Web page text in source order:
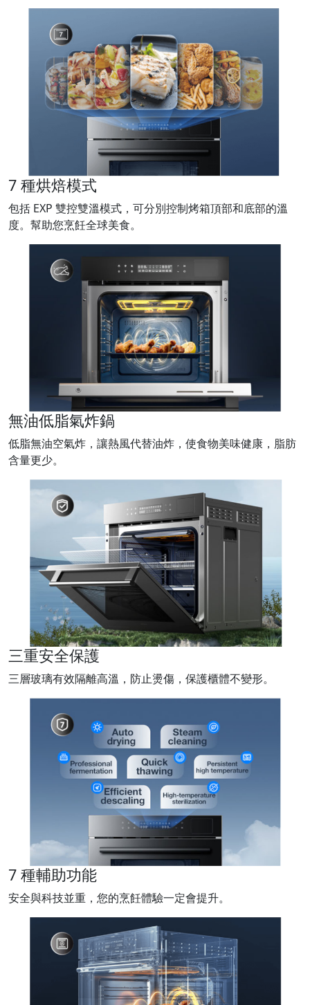
7 種烘焙模式
包括 EXP 雙控雙溫模式，可分別控制烤箱頂部和底部的溫
度。幫助您烹飪全球美食。
無油低脂氣炸鍋
低脂無油空氣炸，讓熱風代替油炸，使食物美味健康，脂肪
含量更少。
三重安全保護
三層玻璃有效隔離高溫，防止燙傷，保護櫃體不變形。
7 種輔助功能
安全與科技並重，您的烹飪體驗一定會提升。